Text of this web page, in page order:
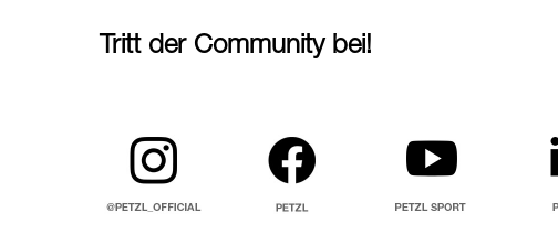
Tritt der Community bei!